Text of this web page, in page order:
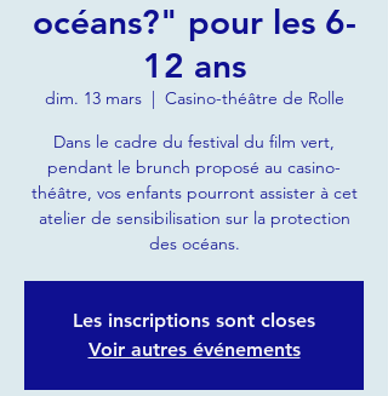
océans?" pour les 6-
12 ans
dim. 13 mars
  |
Casino-théâtre de Rolle
Dans le cadre du festival du film vert,
pendant le brunch proposé au casino-
théâtre, vos enfants pourront assister à cet
atelier de sensibilisation sur la protection
des océans.
Les inscriptions sont closes
Voir autres événements